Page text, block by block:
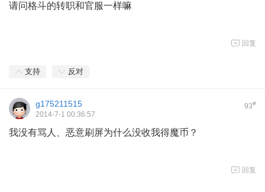
请问格斗的转职和官服一样嘛
回复
支持 反对
93#
g175211515
2014-7-1 00:36:57
我没有骂人、恶意刷屏为什么没收我得魔币？
回复